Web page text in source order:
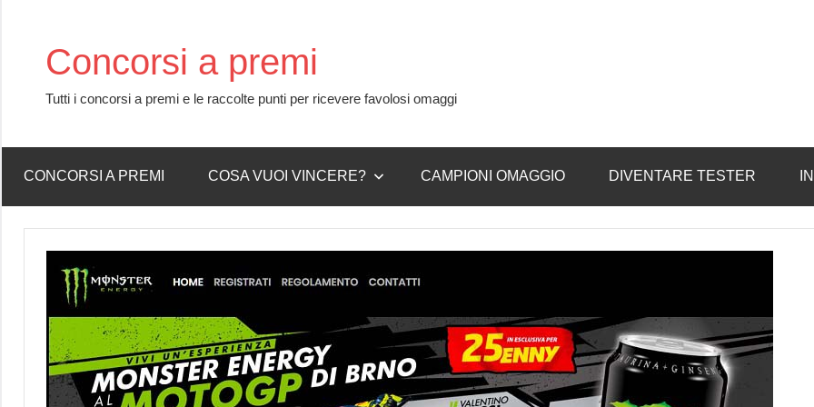
contentConcorsi a premi
Tutti i concorsi a premi e le raccolte punti per ricevere favolosi omaggi
CONCORSI A PREMI COSA VUOI VINCERE? CAMPIONI OMAGGIO DIVENTARE TESTER